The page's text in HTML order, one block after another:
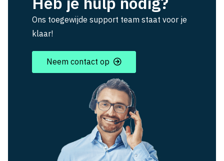
Ons toegewijde support team staat voor je
klaar!
Neem contact op